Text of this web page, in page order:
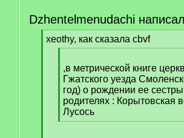
Dzhentelmenudachi
[xeothy, как сказала cbvf
q
]
,в метрической книге
Гжатского уезда
год) о рождении ее сестры
родителях : Корытовская
Лусось
[